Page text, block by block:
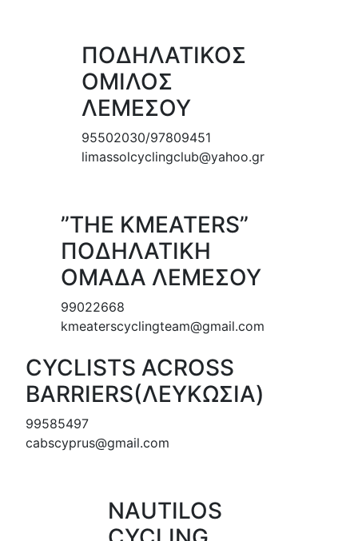
ΠΟΔΗΛΑΤΙΚΟΣ
ΟΜΙΛΟΣ
ΛΕΜΕΣΟΥ
95502030/97809451
limassolcyclingclub@yahoo.gr
”THE KMEATERS”
ΠΟΔΗΛΑΤΙΚΗ
ΟΜΑΔΑ ΛΕΜΕΣΟΥ
99022668
kmeaterscyclingteam@gmail.com
CYCLISTS ACROSS
BARRIERS(ΛΕΥΚΩΣΙΑ)
99585497
cabscyprus@gmail.com
NAUTILOS